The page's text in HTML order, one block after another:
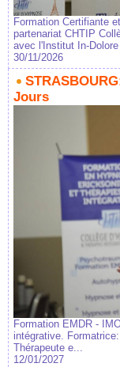
Formation Certifiante
partenariat CHTIP
avec l'Institut In-Dolore
30/11/2026
Jours
Formation EMDR -
intégrative.
Thérapeute e...
12/01/2027